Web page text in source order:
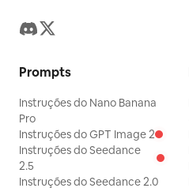
Prompts
Instruções do Nano Banana
Pro
Instruções do GPT Image 2
Instruções do Seedance
2.5
Instruções do Seedance 2.0